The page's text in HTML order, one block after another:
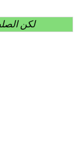
لكن